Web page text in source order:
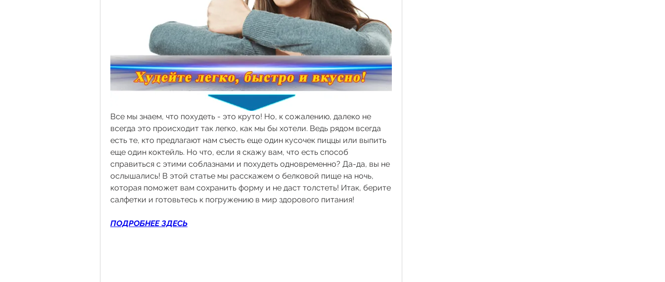
Все мы знаем, что похудеть - это круто! Но, к сожалению, далеко не
всегда это происходит так легко, как мы бы хотели. Ведь рядом всегда
есть те, кто предлагают нам съесть еще один кусочек пиццы или выпить
еще один коктейль. Но что, если я скажу вам, что есть способ
справиться с этими соблазнами и похудеть одновременно? Да-да, вы не
ослышались! В этой статье мы расскажем о белковой пище на ночь,
которая поможет вам сохранить форму и не даст толстеть! Итак, берите
салфетки и готовьтесь к погружению в мир здорового питания!
ПОДРОБНЕЕ ЗДЕСЬ